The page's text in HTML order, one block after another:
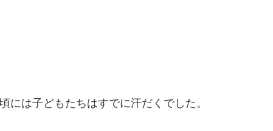
には子どもたちはすでに汗だくでした。